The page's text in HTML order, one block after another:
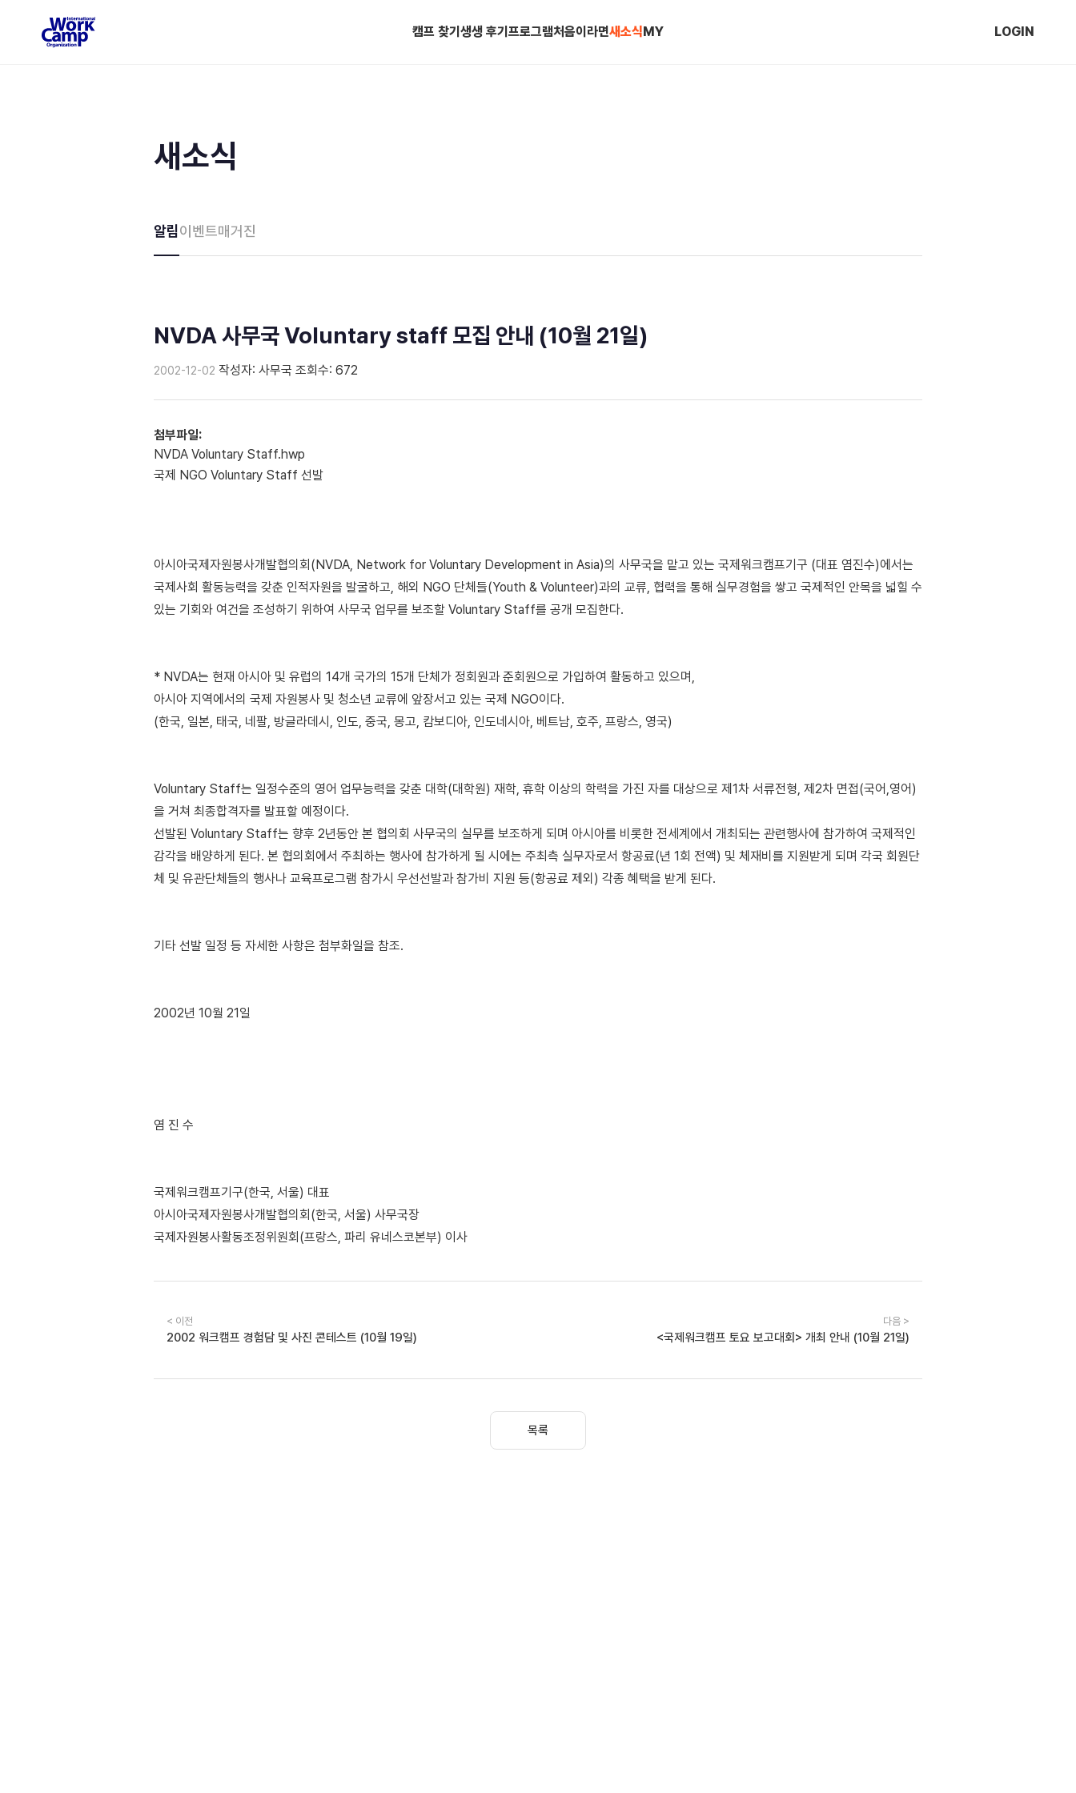
캠프 찾기 생생 후기 프로그램처음이라면새소식MY LOGIN
새소식
알림이벤트매거진
NVDA 사무국 Voluntary staff 모집 안내 (10월 21일)
2002-12-02 작성자: 사무국 조회수: 672
첨부파일:
NVDA Voluntary Staff.hwp
국제 NGO Voluntary Staff 선발
아시아국제자원봉사개발협의회(NVDA, Network for Voluntary Development in Asia)의 사무국을 맡고 있는 국제워크캠프기구 (대표 염진수)에서는
국제사회 활동능력을 갖춘 인적자원을 발굴하고, 해외 NGO 단체들(Youth & Volunteer)과의 교류, 협력을 통해 실무경험을 쌓고 국제적인 안목을 넓힐 수
있는 기회와 여건을 조성하기 위하여 사무국 업무를 보조할 Voluntary Staff를 공개 모집한다.
* NVDA는 현재 아시아 및 유럽의 14개 국가의 15개 단체가 정회원과 준회원으로 가입하여 활동하고 있으며,
아시아 지역에서의 국제 자원봉사 및 청소년 교류에 앞장서고 있는 국제 NGO이다.
(한국, 일본, 태국, 네팔, 방글라데시, 인도, 중국, 몽고, 캄보디아, 인도네시아, 베트남, 호주, 프랑스, 영국)
Voluntary Staff는 일정수준의 영어 업무능력을 갖춘 대학(대학원) 재학, 휴학 이상의 학력을 가진 자를 대상으로 제1차 서류전형, 제2차 면접(국어,영어)
을 거쳐 최종합격자를 발표할 예정이다.
선발된 Voluntary Staff는 향후 2년동안 본 협의회 사무국의 실무를 보조하게 되며 아시아를 비롯한 전세계에서 개최되는 관련행사에 참가하여 국제적인
감각을 배양하게 된다. 본 협의회에서 주최하는 행사에 참가하게 될 시에는 주최측 실무자로서 항공료(년 1회 전액) 및 체재비를 지원받게 되며 각국 회원단
체 및 유관단체들의 행사나 교육프로그램 참가시 우선선발과 참가비 지원 등(항공료 제외) 각종 혜택을 받게 된다.
기타 선발 일정 등 자세한 사항은 첨부화일을 참조.
2002년 10월 21일
염 진 수
국제워크캠프기구(한국, 서울) 대표
아시아국제자원봉사개발협의회(한국, 서울) 사무국장
국제자원봉사활동조정위원회(프랑스, 파리 유네스코본부) 이사
< 이전
2002 워크캠프 경험담 및 사진 콘테스트 (10월 19일)
다음 >
<국제워크캠프 토요 보고대회> 개최 안내 (10월 21일)
목록